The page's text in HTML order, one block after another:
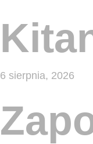
6 sierpnia, 2026